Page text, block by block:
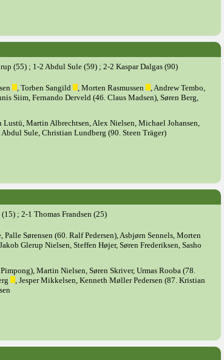
(55) ; 1-2 Abdul Sule (59) ; 2-2 Kaspar Dalgas (90)
, Torben Sangild , Morten Rasmussen
, Andrew Tembo,
Siim, Fernando Derveld (46. Claus Madsen), Søren Berg,
Lustü, Martin Albrechtsen, Alex Nielsen, Michael Johansen,
Sule, Christian Lundberg (90. Steen Träger)
; 2-1 Thomas Frandsen (25)
Sørensen (60. Ralf Pedersen), Asbjørn Sennels, Morten
Glerup Nielsen, Steffen Højer, Søren Frederiksen, Sasho
Martin Nielsen, Søren Skriver, Urmas Rooba (78.
, Jesper Mikkelsen, Kenneth Møller Pedersen (87. Kristian